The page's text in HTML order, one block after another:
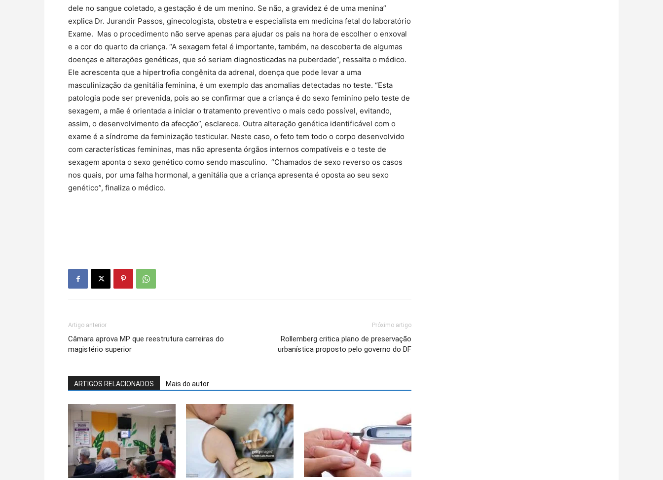
dele no sangue coletado, a gestação é de um menino. Se não, a gravidez é de uma menina”
explica Dr. Jurandir Passos, ginecologista, obstetra e especialista em medicina fetal do laboratório
Exame. Mas o procedimento não serve apenas para ajudar os pais na hora de escolher o enxoval
e a cor do quarto da criança. “A sexagem fetal é importante, também, na descoberta de algumas
doenças e alterações genéticas, que só seriam diagnosticadas na puberdade”, ressalta o médico.
Ele acrescenta que a hipertrofia congênita da adrenal, doença que pode levar a uma
masculinização da genitália feminina, é um exemplo das anomalias detectadas no teste. “Esta
patologia pode ser prevenida, pois ao se confirmar que a criança é do sexo feminino pelo teste de
sexagem, a mãe é orientada a iniciar o tratamento preventivo o mais cedo possível, evitando,
assim, o desenvolvimento da afecção”, esclarece. Outra alteração genética identificável com o
exame é a síndrome da feminização testicular. Neste caso, o feto tem todo o corpo desenvolvido
com características femininas, mas não apresenta órgãos internos compatíveis e o teste de
sexagem aponta o sexo genético como sendo masculino. “Chamados de sexo reverso os casos
nos quais, por uma falha hormonal, a genitália que a criança apresenta é oposta ao seu sexo
genético”, finaliza o médico.
Artigo anterior
Câmara aprova MP que reestrutura carreiras do
magistério superior
Próximo artigo
Rollemberg critica plano de preservação
urbanística proposto pelo governo do DF
ARTIGOS RELACIONADOS Mais do autor